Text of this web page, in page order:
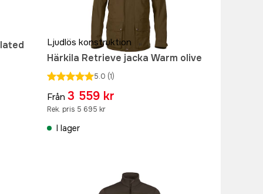
Ljudlös konstruktion
Härkila Retrieve jacka Warm olive
5.0 (1)
Från 3 559 kr
Rek. pris 5 695 kr
I lager